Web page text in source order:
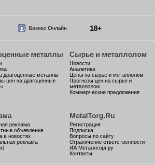
Бизнес Онлайн 18+
металлы
драгоценные металлы
цен на драгоценные
Сырье и металлолом
Новости
Аналитика
Цены на сырье и металлолом
Прогнозы цен на сырье и
металлолом
Коммерческие предложения
реклама
объявления
в новостях
реклама
MetalTorg.Ru
Регистрация
Подписка
Вопросы по сайту
Ограничение ответственности
ИА Металлторг.ру
Контакты